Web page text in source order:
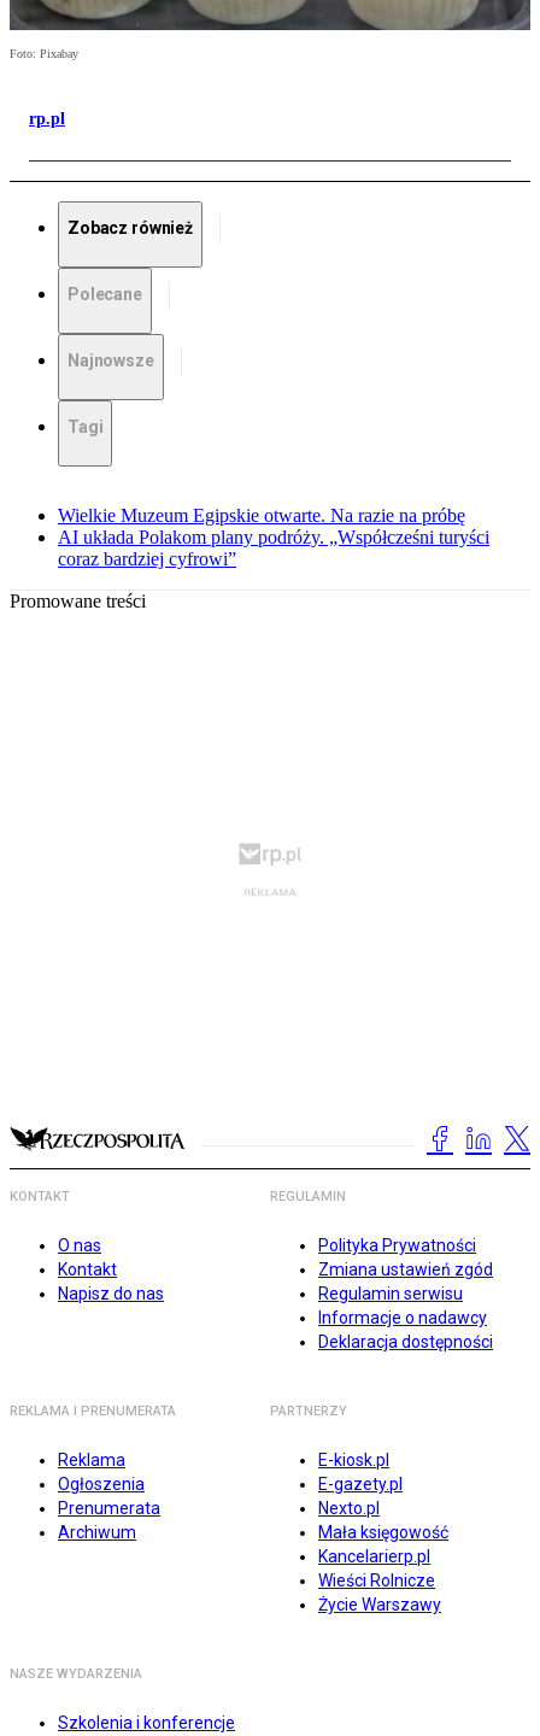
Foto: Pixabay
rp.pl
Zobacz również
Polecane
Najnowsze
Tagi
Wielkie Muzeum Egipskie otwarte. Na razie na próbę
AI układa Polakom plany podróży. „Współcześni turyści
coraz bardziej cyfrowi”
Promowane treści
KONTAKT
O nas
Kontakt
Napisz do nas
REGULAMIN
Polityka Prywatności
Zmiana ustawień zgód
Regulamin serwisu
Informacje o nadawcy
Deklaracja dostępności
REKLAMA I PRENUMERATA
Reklama
Ogłoszenia
Prenumerata
Archiwum
PARTNERZY
E-kiosk.pl
E-gazety.pl
Nexto.pl
Mała księgowość
Kancelarierp.pl
Wieści Rolnicze
Życie Warszawy
NASZE WYDARZENIA
Szkolenia i konferencje